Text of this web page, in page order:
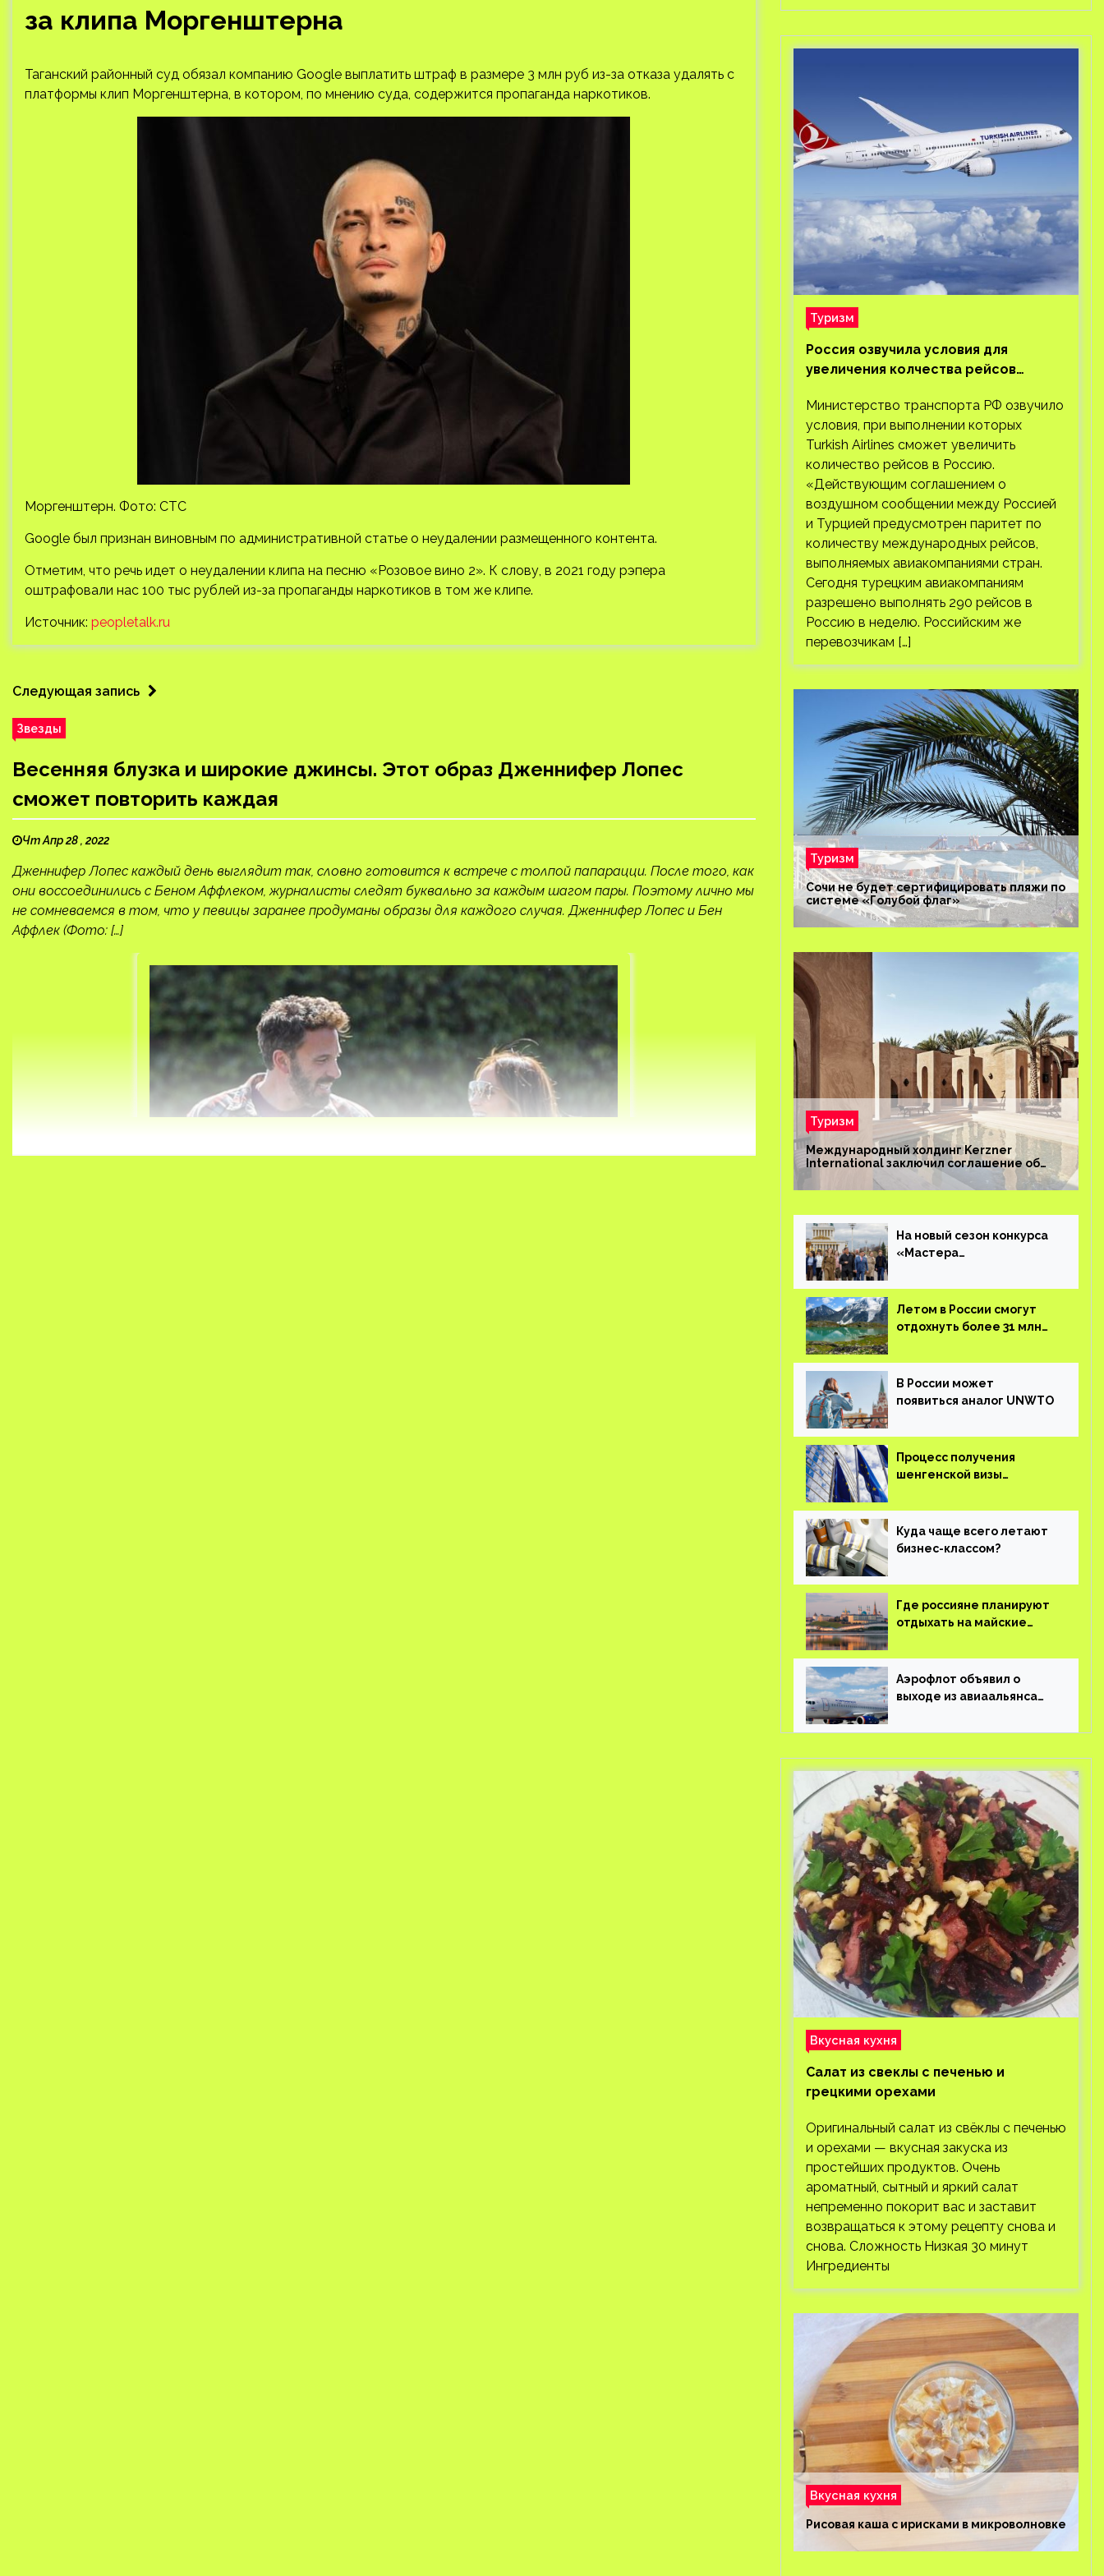
за клипа Моргенштерна
Таганский районный суд обязал компанию Google выплатить штраф в размере 3 млн руб из-за отказа удалять с
платформы клип Моргенштерна, в котором, по мнению суда, содержится пропаганда наркотиков.
Моргенштерн. Фото: СТС
Google был признан виновным по административной статье о неудалении размещенного контента.
Отметим, что речь идет о неудалении клипа на песню «Розовое вино 2». К слову, в 2021 году рэпера
оштрафовали нас 100 тыс рублей из-за пропаганды наркотиков в том же клипе.
Источник: peopletalk.ru
Следующая запись
Звезды
Весенняя блузка и широкие джинсы. Этот образ Дженнифер Лопес
сможет повторить каждая
Чт Апр 28 , 2022
Дженнифер Лопес каждый день выглядит так, словно готовится к встрече с толпой папарацци. После того, как
они воссоединились с Беном Аффлеком, журналисты следят буквально за каждым шагом пары. Поэтому лично мы
не сомневаемся в том, что у певицы заранее продуманы образы для каждого случая. Дженнифер Лопес и Бен
Аффлек (Фото: […]
Туризм
Россия озвучила условия для
увеличения колчества рейсов
Министерство транспорта РФ озвучило
условия, при выполнении которых
Turkish Airlines сможет увеличить
количество рейсов в Россию.
«Действующим соглашением о
воздушном сообщении между Россией
и Турцией предусмотрен паритет по
количеству международных рейсов,
выполняемых авиакомпаниями стран.
Сегодня турецким авиакомпаниям
разрешено выполнять 290 рейсов в
Россию в неделю. Российским же
перевозчикам […]
Туризм
Сочи не будет сертифицировать пляжи по
системе «Голубой флаг»
Туризм
Международный холдинг Kerzner
International заключил соглашение об
управлении курортом Bab Al Shams Desert
Resort в Дубае
На новый сезон конкурса
«Мастера
поступило более 36 тысяч
заявок
Летом в России смогут
отдохнуть более 31 млн
В России может
появиться аналог UNWTO
Процесс получения
шенгенской визы
Куда чаще всего летают
бизнес-классом?
Где россияне планируют
отдыхать на майские
Аэрофлот объявил о
выходе из авиаальянса
Вкусная кухня
Салат из свеклы с печенью и
грецкими орехами
Оригинальный салат из свёклы с печенью
и орехами — вкусная закуска из
простейших продуктов. Очень
ароматный, сытный и яркий салат
непременно покорит вас и заставит
возвращаться к этому рецепту снова и
снова. Сложность Низкая 30 минут
Ингредиенты
Вкусная кухня
Рисовая каша с ирисками в микроволновке